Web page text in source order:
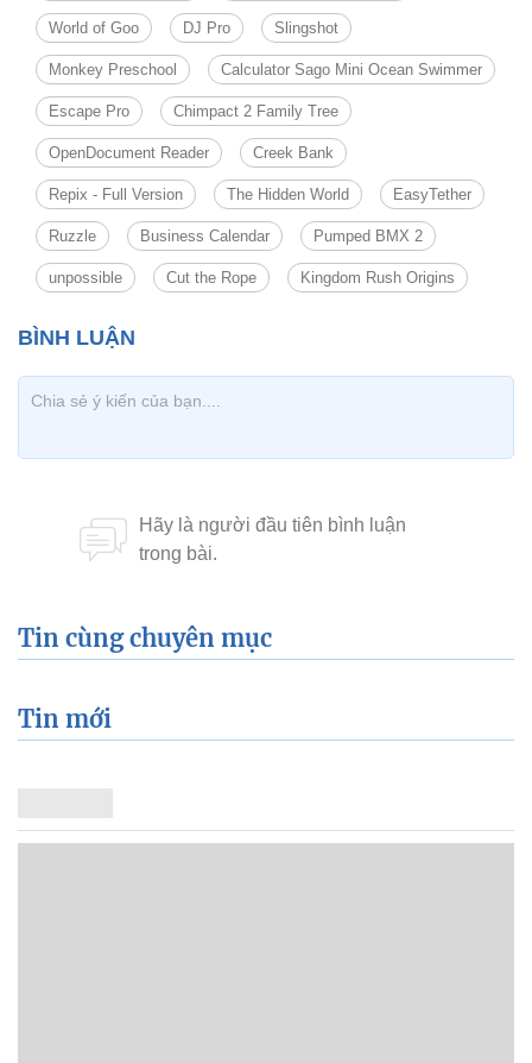
World of Goo DJ Pro Slingshot
Monkey Preschool Calculator Sago Mini Ocean Swimmer
Escape Pro Chimpact 2 Family Tree
OpenDocument Reader Creek Bank
Repix - Full Version The Hidden World EasyTether
Ruzzle Business Calendar Pumped BMX 2
unpossible Cut the Rope Kingdom Rush Origins
Tin cùng chuyên mục
Tin mới